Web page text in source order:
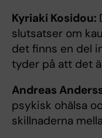
Kyriaki Kosidou:
slutsatser om
det finns en del
tyder på att det
Andreas
psykisk ohälsa
skillnaderna